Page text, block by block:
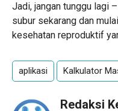
Jadi, jangan tunggu lagi
subur sekarang dan
kesehatan reproduktif
aplikasi Kalkulator
Redaksi